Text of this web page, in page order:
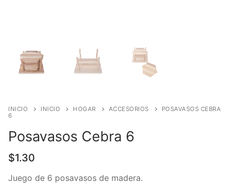
INICIO INICIO HOGAR ACCESORIOS
POSAVASOS CEBRA
6
Posavasos Cebra 6
$1.30
Juego de 6 posavasos de madera.